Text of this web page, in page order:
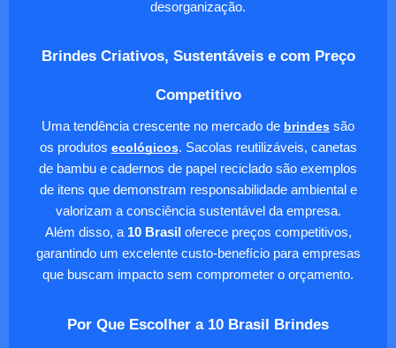
desorganização.
Brindes Criativos, Sustentáveis e com Preço
Competitivo
Uma tendência crescente no mercado de brindes são
os produtos ecológicos. Sacolas reutilizáveis, canetas
de bambu e cadernos de papel reciclado são exemplos
de itens que demonstram responsabilidade ambiental e
valorizam a consciência sustentável da empresa.
Além disso, a 10 Brasil oferece preços competitivos,
garantindo um excelente custo-benefício para empresas
que buscam impacto sem comprometer o orçamento.
Por Que Escolher a 10 Brasil Brindes